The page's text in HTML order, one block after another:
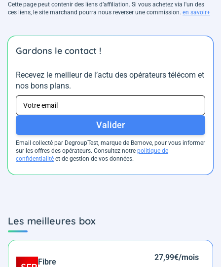
Cette page peut contenir des liens d’affiliation. Si vous achetez via l'un des
ces liens, le site marchand pourra nous reverser une commission. en savoir+
Gardons le contact !
Recevez le meilleur de l’actu des opérateurs télécom et
nos bons plans.
Valider
Email collecté par DegroupTest, marque de Bemove, pour vous informer
sur les offres des opérateurs. Consultez notre politique de
confidentialité et de gestion de vos données.
Les meilleures box
Fibre 27,99€/mois